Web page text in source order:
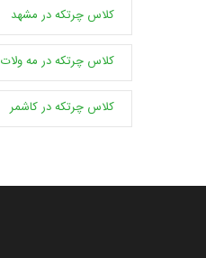
کلاس چرتکه در مشهد
کلاس چرتکه در مه ولات
کلاس چرتکه در کاشمر